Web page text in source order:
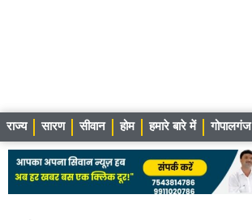
राज्य सारण सीवान होम हमारे बारे में गोपालगंज